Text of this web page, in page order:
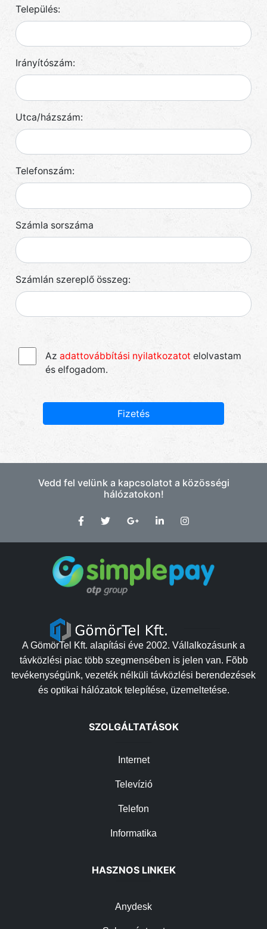
Település:
Irányítószám:
Utca/házszám:
Telefonszám:
Számla sorszáma
Számlán szereplő összeg:
Azadattovábbítási nyilatkozatot elolvastam
és elfogadom.
Fizetés
Vedd fel velünk a kapcsolatot a közösségi
hálózatokon!
A GömörTel Kft. alapítási éve 2002. Vállalkozásunk a
távközlési piac több szegmensében is jelen van. Fõbb
tevékenységünk, vezeték nélküli távközlési berendezések
és optikai hálózatok telepítése, üzemeltetése.
SZOLGÁLTATÁSOK
Internet
Televízió
Telefon
Informatika
HASZNOS LINKEK
Anydesk